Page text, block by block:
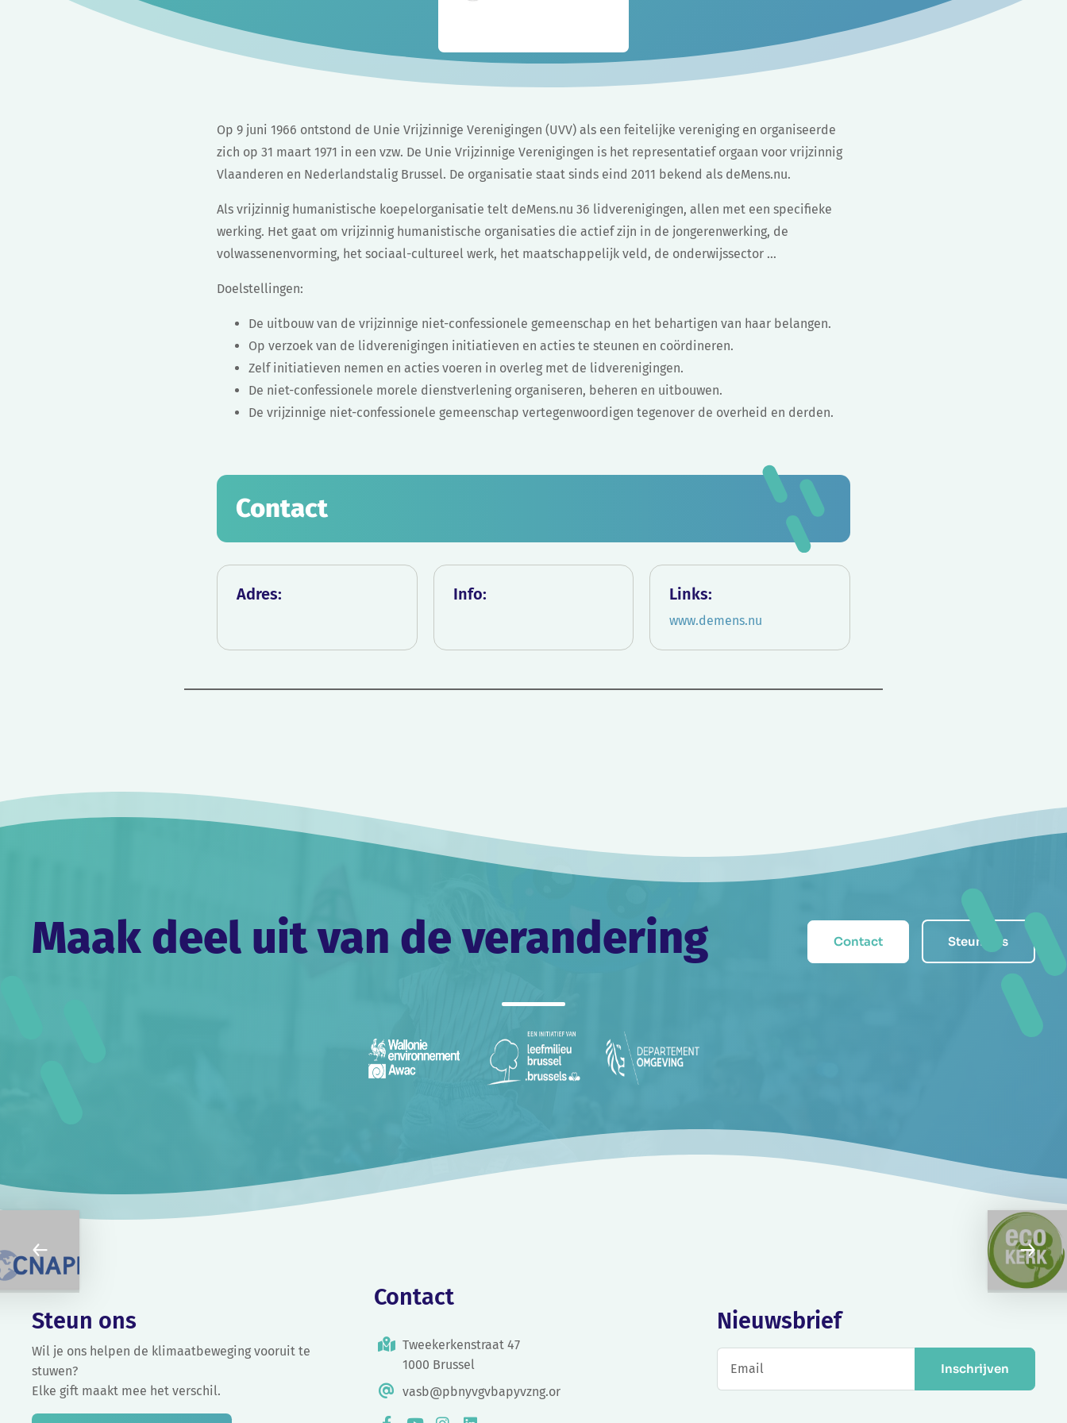
Op 9 juni 1966 ontstond de Unie Vrijzinnige Verenigingen (UVV) als een feitelijke vereniging en organiseerde
zich op 31 maart 1971 in een vzw. De Unie Vrijzinnige Verenigingen is het representatief orgaan voor vrijzinnig
Vlaanderen en Nederlandstalig Brussel. De organisatie staat sinds eind 2011 bekend als deMens.nu.
Als vrijzinnig humanistische koepelorganisatie telt deMens.nu 36 lidverenigingen, allen met een specifieke
werking. Het gaat om vrijzinnig humanistische organisaties die actief zijn in de jongerenwerking, de
volwassenenvorming, het sociaal-cultureel werk, het maatschappelijk veld, de onderwijssector …
Doelstellingen:
De uitbouw van de vrijzinnige niet-confessionele gemeenschap en het behartigen van haar belangen.
Op verzoek van de lidverenigingen initiatieven en acties te steunen en coördineren.
Zelf initiatieven nemen en acties voeren in overleg met de lidverenigingen.
De niet-confessionele morele dienstverlening organiseren, beheren en uitbouwen.
De vrijzinnige niet-confessionele gemeenschap vertegenwoordigen tegenover de overheid en derden.
Contact
Adres: Info: Links:
www.demens.nu
Maak deel uit van de verandering Contact Steun ons
Steun ons
Wil je ons helpen de klimaatbeweging vooruit te
stuwen?
Elke gift maakt mee het verschil.
Contact
Tweekerkenstraat 47
1000 Brussel
vasb@pbnyvgvbapyvzng.or
Nieuwsbrief
Inschrijven